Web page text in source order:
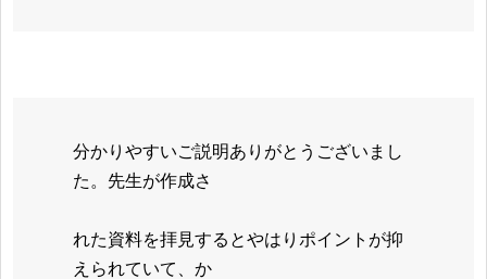
分かりやすいご説明ありがとうございまし
た。先生が作成さ
れた資料を拝見するとやはりポイントが抑
えられていて、か